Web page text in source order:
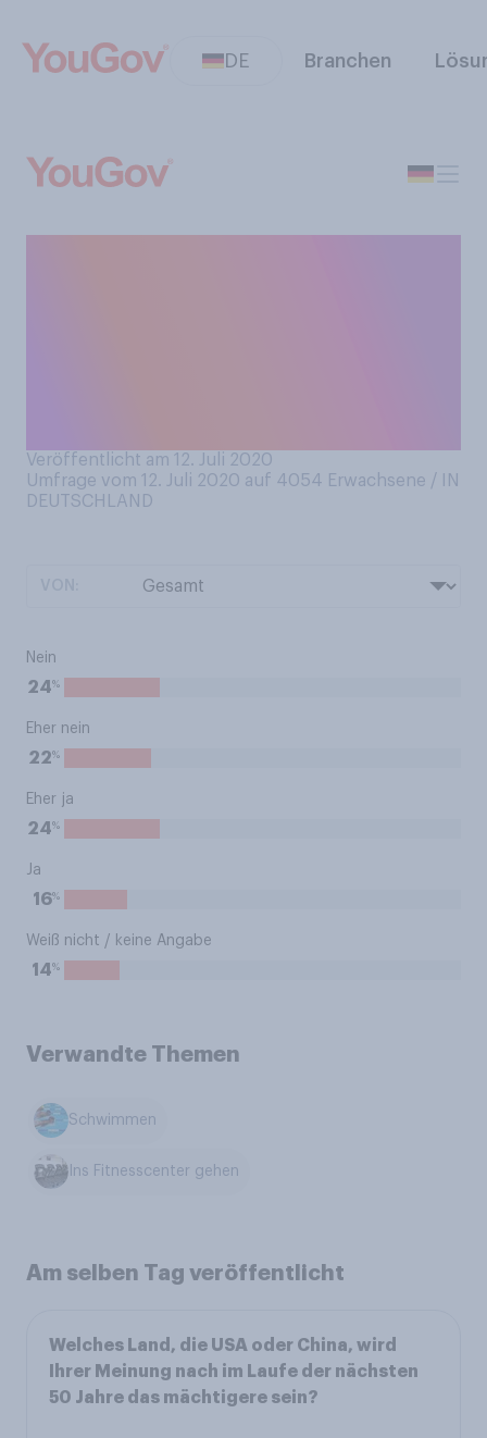
DE Branchen
Veröffentlicht am 12. Juli 2020
Umfrage vom 12. Juli 2020 auf 4054 Erwachsene / IN
DEUTSCHLAND
Nein
24%
Eher nein
22%
Eher ja
24%
Ja
16%
Weiß nicht / keine Angabe
14%
Verwandte Themen
Schwimmen
Ins Fitnesscenter gehen
Am selben Tag veröffentlicht
Welches Land, die USA oder China, wird
Ihrer Meinung nach im Laufe der nächsten
50 Jahre das mächtigere sein?